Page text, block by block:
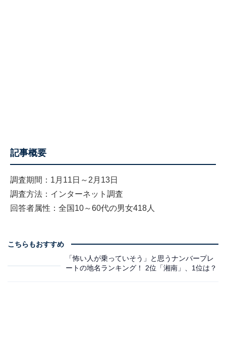
記事概要
調査期間：1月11日～2月13日
調査方法：インターネット調査
回答者属性：全国10～60代の男女418人
こちらもおすすめ
「怖い人が乗っていそう」と思うナンバープレ
ートの地名ランキング！ 2位「湘南」、1位は？